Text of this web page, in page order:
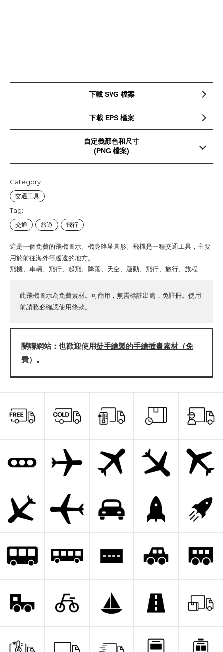
下載 SVG 檔案
下載 EPS 檔案
自定義顏色和尺寸
(PNG 檔案)
Category:
交通工具
Tag:
交通 旅遊 飛行
這是一個免費的飛機圖示。機身略呈圓形。飛機是一種交通工具，主要
用於前往海外等遙遠的地方。
飛機、車輛、飛行、起飛、降落、天空、運動、飛行、旅行、旅程
此飛機圖示為免費素材。可商用，無需標註出處，免註冊。使用
前請務必確認使用條款。
關聯網站：也歡迎使用徒手繪製的手繪插畫素材（免
費） 。